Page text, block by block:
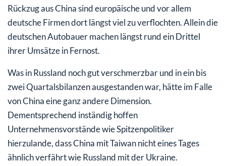
Rückzug aus China sind europäische und vor allem
deutsche Firmen dort längst viel zu verflochten. Allein die
deutschen Autobauer machen längst rund ein Drittel
ihrer Umsätze in Fernost.
Was in Russland noch gut verschmerzbar und in ein bis
zwei Quartalsbilanzen ausgestanden war, hätte im Falle
von China eine ganz andere Dimension.
Dementsprechend inständig hoffen
Unternehmensvorstände wie Spitzenpolitiker
hierzulande, dass China mit Taiwan nicht eines Tages
ähnlich verfährt wie Russland mit der Ukraine.